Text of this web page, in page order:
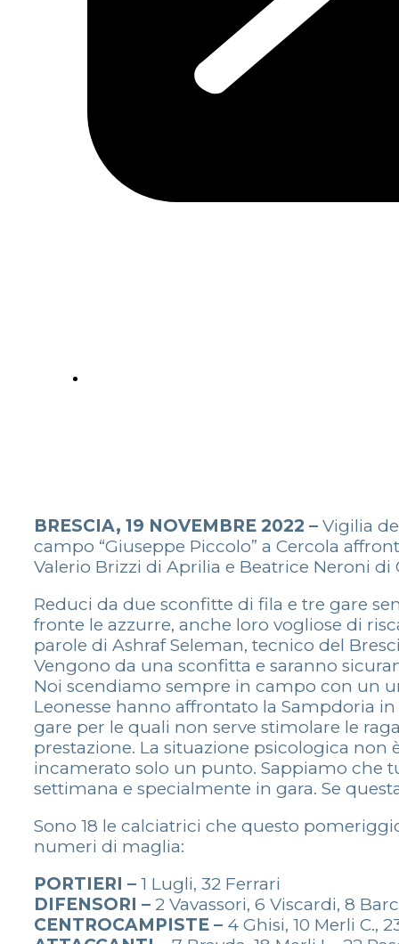
BRESCIA, 19 NOVEMBRE 2022 – Vigilia
campo “Giuseppe Piccolo” a Cercola
Valerio Brizzi di Aprilia e Beatrice Neroni di
Reduci da due sconfitte di fila e tre gare
fronte le azzurre, anche loro vogliose di
parole di Ashraf Seleman, tecnico del
Vengono da una sconfitta e saranno
Noi scendiamo sempre in campo con un
Leonesse hanno affrontato la Sampdoria
gare per le quali non serve stimolare le
prestazione. La situazione psicologica
incamerato solo un punto. Sappiamo che
settimana e specialmente in gara. Se
Sono 18 le calciatrici che questo
numeri di maglia:
PORTIERI – 1 Lugli, 32 Ferrari
DIFENSORI – 2 Vavassori, 6 Viscardi, 8
CENTROCAMPISTE – 4 Ghisi, 10 Merli C.,